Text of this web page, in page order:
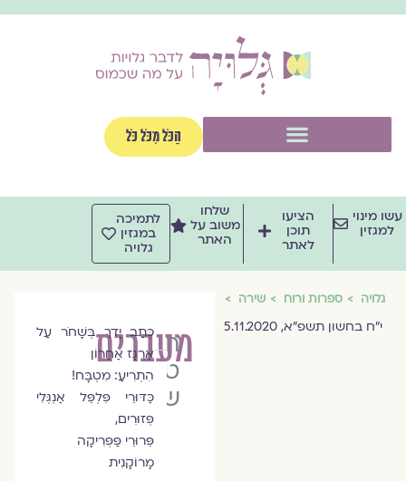
הַכֹּל מִכֹּל כֹּל
מינוי
למגזין
הציעו
תוכן
לאתר
שלחו
משוב על
האתר
לתמיכה
במגזין
גלויה
גלויה ספרות ורוח שירה
י"ח בחשון תשפ"א, 5.11.2020 מעברים
חלי
טל
שלם
כְּתַב יָדֵךְ בְּשָׁחֹר עַל
אַרְגָּז אַחֲרוֹן
הִתְרִיעַ: מִטְבָּח!
כַּדּוּרֵי פִּלְפֵּל אַנְגְּלִי
פְּזוּרִים,
פֵּרוּרֵי פַּפְּרִיקָה
מָרוֹקָנִית